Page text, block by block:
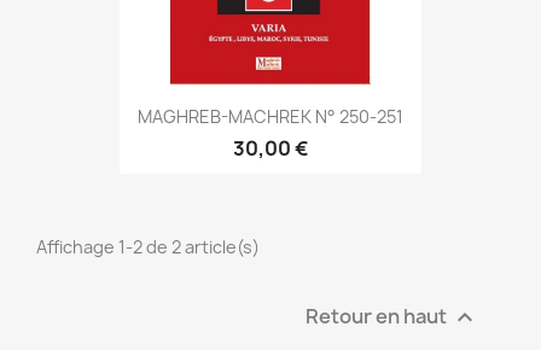
MAGHREB-MACHREK N° 250-251
30,00 €
Affichage 1-2 de 2 article(s)
Retour en haut 